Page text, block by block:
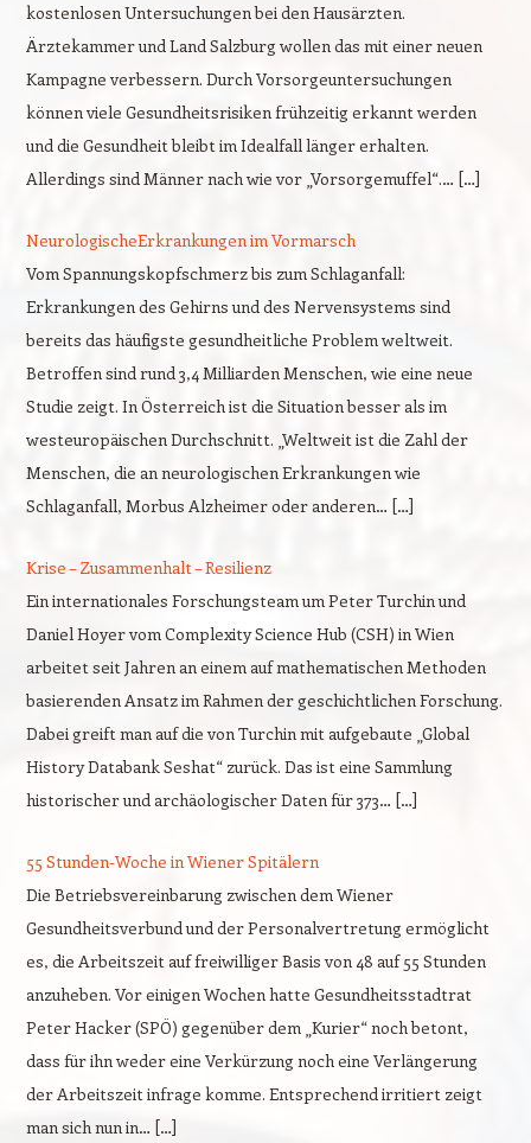
kostenlosen Untersuchungen bei den Hausärzten.
Ärztekammer und Land Salzburg wollen das mit einer neuen
Kampagne verbessern. Durch Vorsorgeuntersuchungen
können viele Gesundheitsrisiken frühzeitig erkannt werden
und die Gesundheit bleibt im Idealfall länger erhalten.
Allerdings sind Männer nach wie vor „Vorsorgemuffel“.… […]
NeurologischeErkrankungen im Vormarsch
Vom Spannungskopfschmerz bis zum Schlaganfall:
Erkrankungen des Gehirns und des Nervensystems sind
bereits das häufigste gesundheitliche Problem weltweit.
Betroffen sind rund 3,4 Milliarden Menschen, wie eine neue
Studie zeigt. In Österreich ist die Situation besser als im
westeuropäischen Durchschnitt. „Weltweit ist die Zahl der
Menschen, die an neurologischen Erkrankungen wie
Schlaganfall, Morbus Alzheimer oder anderen… […]
Krise – Zusammenhalt – Resilienz
Ein internationales Forschungsteam um Peter Turchin und
Daniel Hoyer vom Complexity Science Hub (CSH) in Wien
arbeitet seit Jahren an einem auf mathematischen Methoden
basierenden Ansatz im Rahmen der geschichtlichen Forschung.
Dabei greift man auf die von Turchin mit aufgebaute „Global
History Databank Seshat“ zurück. Das ist eine Sammlung
historischer und archäologischer Daten für 373… […]
55 Stunden-Woche in Wiener Spitälern
Die Betriebsvereinbarung zwischen dem Wiener
Gesundheitsverbund und der Personalvertretung ermöglicht
es, die Arbeitszeit auf freiwilliger Basis von 48 auf 55 Stunden
anzuheben. Vor einigen Wochen hatte Gesundheitsstadtrat
Peter Hacker (SPÖ) gegenüber dem „Kurier“ noch betont,
dass für ihn weder eine Verkürzung noch eine Verlängerung
der Arbeitszeit infrage komme. Entsprechend irritiert zeigt
man sich nun in… […]